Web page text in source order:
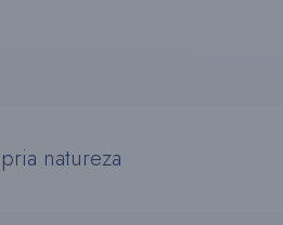
natureza